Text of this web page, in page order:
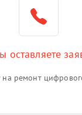
оставляете
на ремонт